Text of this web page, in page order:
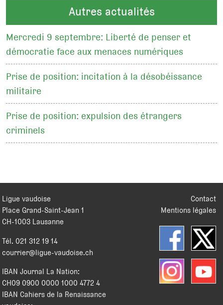
Autres actualités
Mercredi 9 septembre: Liberté de penser et
démocratie face aux menaces numériques
Prise de position: incitation à la désobéissance
militaire
Prise de position: expulsion des étrangers
criminels
Contact
Mentions légales
Ligue vaudoise
Place Grand-Saint-Jean 1
CH-1003 Lausanne
Tél. 021 312 19 14
courrier@ligue-vaudoise.ch
IBAN Journal La Nation:
CH09 0900 0000 1000 4772 4
IBAN Cahiers de la Renaissance